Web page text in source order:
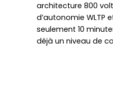
architecture 800
d’autonomie WLTP
seulement 10
déjà un niveau de